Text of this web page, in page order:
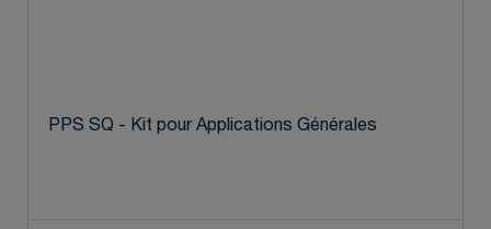
PPS SQ - Kit pour Applications Générales